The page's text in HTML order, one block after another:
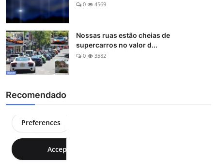
0 4569
Nossas ruas estão cheias de
supercarros no valor d...
0 3582
Recomendado